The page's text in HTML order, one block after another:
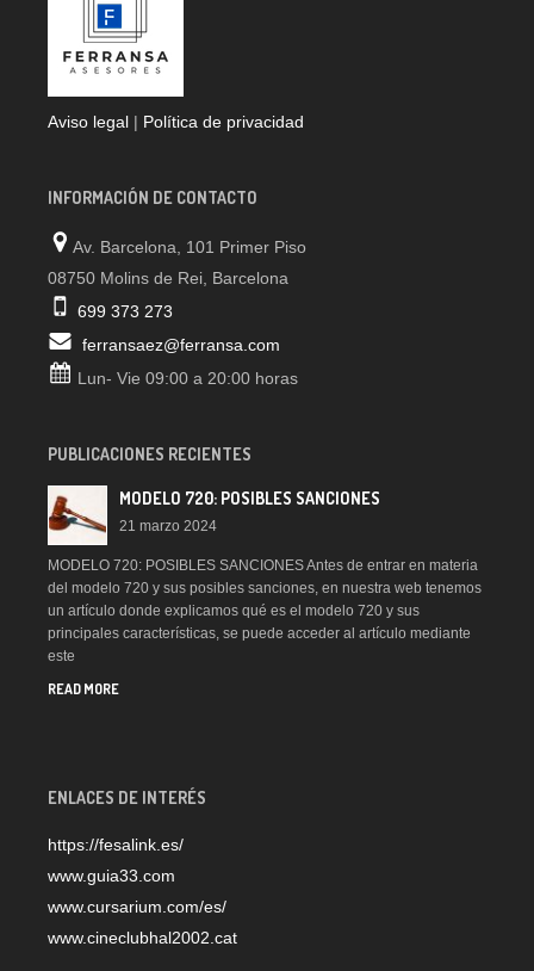
Aviso legal | Política de privacidad
INFORMACIÓN DE CONTACTO
Av. Barcelona, 101 Primer Piso
08750 Molins de Rei, Barcelona
699 373 273
ferransaez@ferransa.com
Lun- Vie 09:00 a 20:00 horas
PUBLICACIONES RECIENTES
MODELO 720: POSIBLES SANCIONES
21 marzo 2024
MODELO 720: POSIBLES SANCIONES Antes de entrar en materia
del modelo 720 y sus posibles sanciones, en nuestra web tenemos
un artículo donde explicamos qué es el modelo 720 y sus
principales características, se puede acceder al artículo mediante
este
READ MORE
ENLACES DE INTERÉS
https://fesalink.es/
www.guia33.com
www.cursarium.com/es/
www.cineclubhal2002.cat